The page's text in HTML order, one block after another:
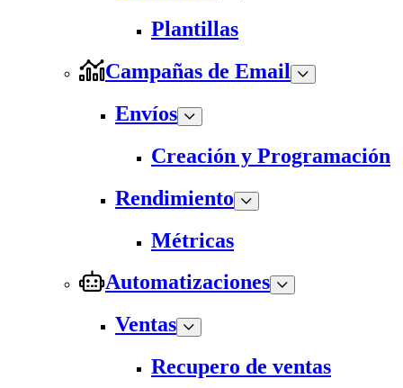
Plantillas
Campañas de Email
Envíos
Creación y Programación
Rendimiento
Métricas
Automatizaciones
Ventas
Recupero de ventas